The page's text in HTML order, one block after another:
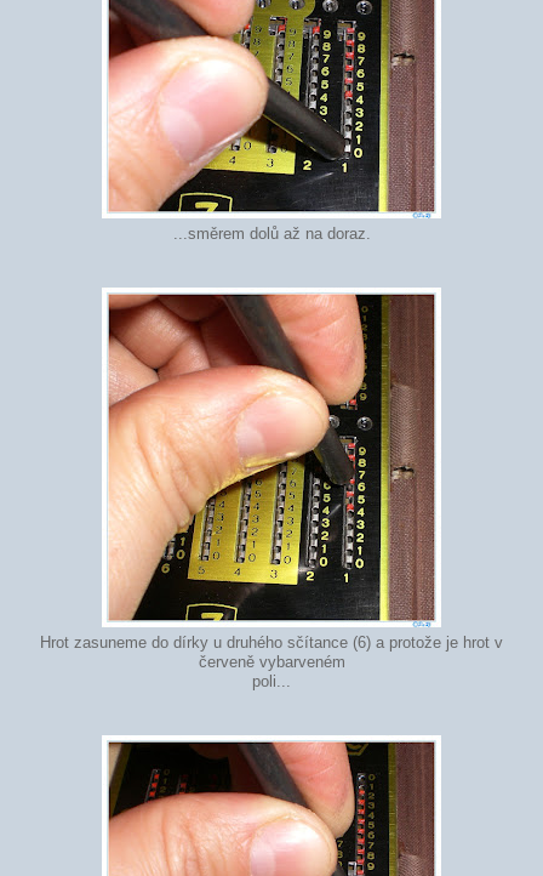
...směrem dolů až na doraz.
Hrot zasuneme do dírky u druhého sčítance (6) a protože je hrot v
červeně vybarveném
poli...